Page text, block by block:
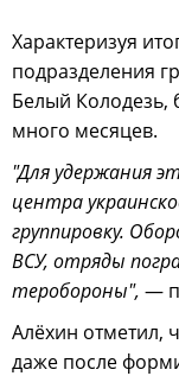
Характеризуя
подразделения
Белый Колодезь,
много месяцев.
"Для удержания
центра
группировку.
ВСУ, отряды
теробороны", —
Алёхин отметил,
даже после